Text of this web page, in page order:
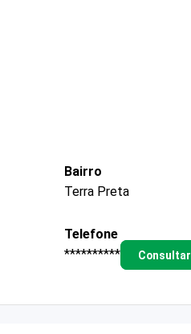
Bairro
Terra Preta
Telefone
**********
Consultar